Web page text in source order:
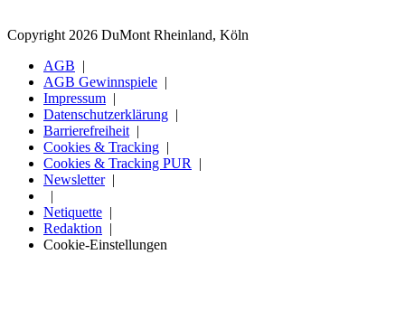
Copyright 2026 DuMont Rheinland, Köln
AGB
AGB Gewinnspiele
Impressum
Datenschutzerklärung
Barrierefreiheit
Cookies & Tracking
Cookies & Tracking PUR
Newsletter
Netiquette
Redaktion
Cookie-Einstellungen